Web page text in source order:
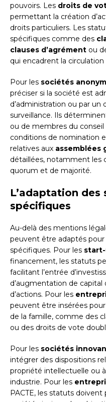
pouvoirs. Les droits de
permettant la création
droits particuliers. Les
spécifiques comme des
clauses d’agrément ou
qui encadrent la circulation
Pour les sociétés
préciser si la société est
d’administration ou par
surveillance. Ils
ou de membres du conseil
conditions de nomination
relatives aux assemblées
détaillées, notamment les
quorum et de majorité.
L’adaptation
spécifiques
Au-delà des mentions
peuvent être adaptés
spécifiques. Pour les
financement, les statuts
facilitant l’entrée
d’augmentation de capital
d’actions. Pour les
peuvent être insérées
de la famille, comme des
ou des droits de vote
Pour les sociétés
intégrer des dispositions
propriété intellectuelle ou
industrie. Pour les
PACTE, les statuts doivent